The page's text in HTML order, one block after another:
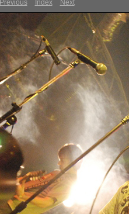
Previous Index Next